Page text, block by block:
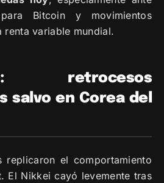
Bitcoin y movimientos
variable mundial.
retrocesos
salvo en Corea del
replicaron el comportamiento
El Nikkei cayó levemente tras